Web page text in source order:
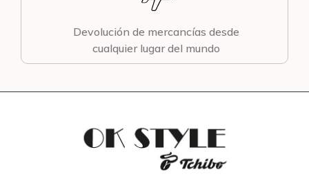
Devolución de mercancías desde
cualquier lugar del mundo